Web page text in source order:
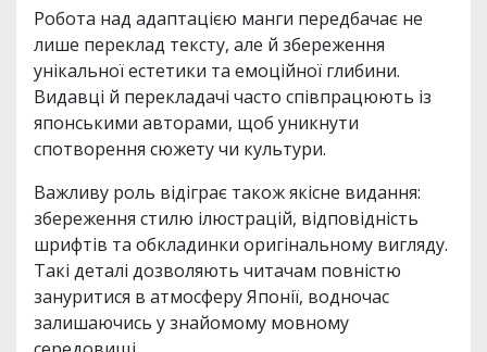
Робота над адаптацією манги передбачає не
лише переклад тексту, але й збереження
унікальної естетики та емоційної глибини.
Видавці й перекладачі часто співпрацюють із
японськими авторами, щоб уникнути
спотворення сюжету чи культури.
Важливу роль відіграє також якісне видання:
збереження стилю ілюстрацій, відповідність
шрифтів та обкладинки оригінальному вигляду.
Такі деталі дозволяють читачам повністю
зануритися в атмосферу Японії, водночас
залишаючись у знайомому мовному